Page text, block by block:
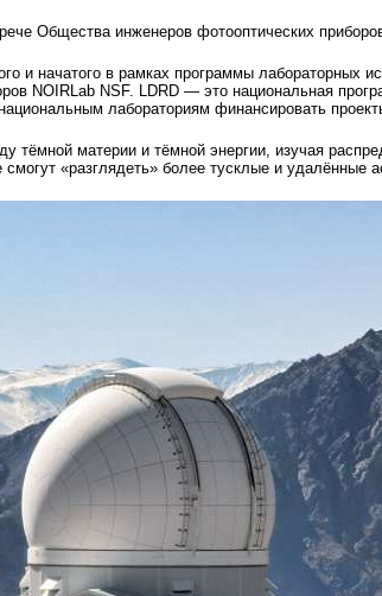
Общества инженеров фотооптических
и начатого в рамках программы лабораторных
NOIRLab NSF. LDRD — это национальная
лабораториям финансировать
тёмной материи и тёмной энергии, изучая
«разглядеть» более тусклые и удалённые